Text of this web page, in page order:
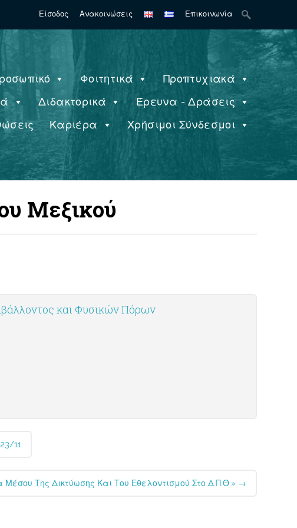
Είσοδος Ανακοινώσεις Επικοινωνία
Search
for:
Φοιτητικά
Προπτυχιακά
Διδακτορικά
Έρευνα - Δράσεις
Καριέρα Χρήσιμοι Σύνδεσμοι
Μεξικού
και Φυσικών Πόρων
11
Της Δικτύωσης Και Του Εθελοντισμού Στο Δ.Π.Θ.» →